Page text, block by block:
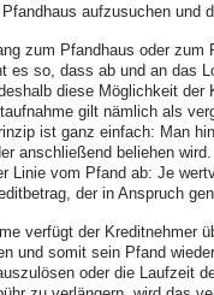
aufzusuchen und
zum Pfandhaus oder zum
es so, dass ab und an das
diese Möglichkeit der
gilt nämlich als
ist ganz einfach: Man
anschließend beliehen
Linie vom Pfand ab: Je
der in Anspruch
verfügt der Kreditnehmer
und somit sein Pfand
oder die Laufzeit